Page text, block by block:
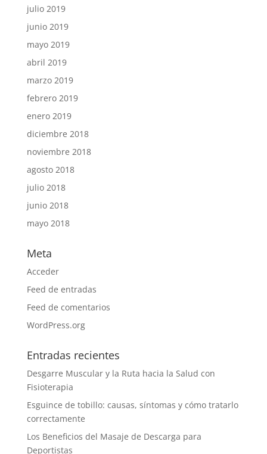
julio 2019
junio 2019
mayo 2019
abril 2019
marzo 2019
febrero 2019
enero 2019
diciembre 2018
noviembre 2018
agosto 2018
julio 2018
junio 2018
mayo 2018
Meta
Acceder
Feed de entradas
Feed de comentarios
WordPress.org
Entradas recientes
Desgarre Muscular y la Ruta hacia la Salud con
Fisioterapia
Esguince de tobillo: causas, síntomas y cómo tratarlo
correctamente
Los Beneficios del Masaje de Descarga para
Deportistas